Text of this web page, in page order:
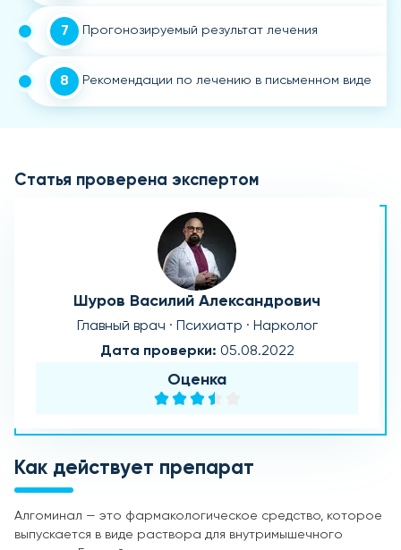
7 Прогонозируемый результат лечения
8 Рекомендации по лечению в письменном виде
Статья проверена экспертом
Шуров Василий Александрович
Главный врач · Психиатр · Нарколог
Дата проверки: 05.08.2022
Оценка
Как действует препарат
Алгоминал — это фармакологическое средство, которое
выпускается в виде раствора для внутримышечного